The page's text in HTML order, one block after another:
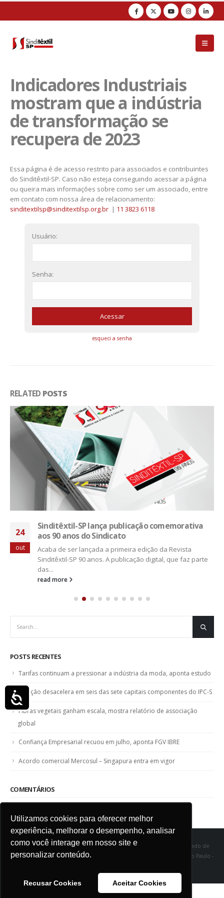
Utilizamos cookies para oferecer melhor
experiência, melhorar o desempenho, analisar
como você interage em nosso site e
personalizar conteúdo.
Recusar Cookies Aceitar Cookies
Acessibilidade
Indicadores Industriais
mostram que a indústria
de transformação se
recupera de 2023
Essa página é de acesso restrito para associados e contribuintes
do Sinditêxtil-SP. Caso não esteja conseguindo acessar a página
ou queira mais informações sobre como ser um associado, entre
em contato com nossa área de relacionamento:
sinditextilsp@sinditextilsp.org.br | 11 3823 6118
Usuário:
Senha:
esqueci a senha
RELATED POSTS
24
out
Sinditêxtil-SP lança publicação comemorativa
aos 90 anos do Sindicato
Acaba de ser lançada a primeira edição da Revista
Sinditêxtil-SP 90 anos. A publicação digital, que faz parte
das...
read more
POSTS RECENTES
Tarifas continuam a pressionar a indústria da moda, aponta estudo
Inflação desacelera em seis das sete capitais componentes do IPC-S
Fibras vegetais ganham escala, mostra relatório de associação
global
Confiança Empresarial recuou em julho, aponta FGV IBRE
Acordo comercial Mercosul – Singapura entra em vigor
COMENTÁRIOS
SINDITÊXTIL SP - Sindicato das Indústrias de Fiação e Tecelagem do Estado de
São Paulo Rua Marquês de Itu, 968 - Vila Buarque - Cep 01223-000 - São Paulo -